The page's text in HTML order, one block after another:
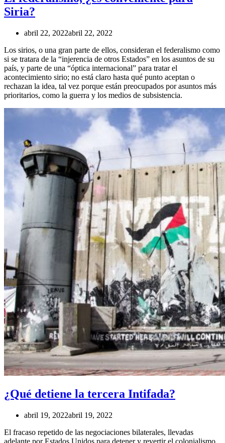
Siria?
abril 22, 2022abril 22, 2022
Los sirios, o una gran parte de ellos, consideran el federalismo como
si se tratara de la “injerencia de otros Estados” en los asuntos de su
país, y parte de una “óptica internacional” para tratar el
acontecimiento sirio; no está claro hasta qué punto aceptan o
rechazan la idea, tal vez porque están preocupados por asuntos más
prioritarios, como la guerra y los medios de subsistencia.
¿Qué detiene la tercera Intifada?
abril 19, 2022abril 19, 2022
El fracaso repetido de las negociaciones bilaterales, llevadas